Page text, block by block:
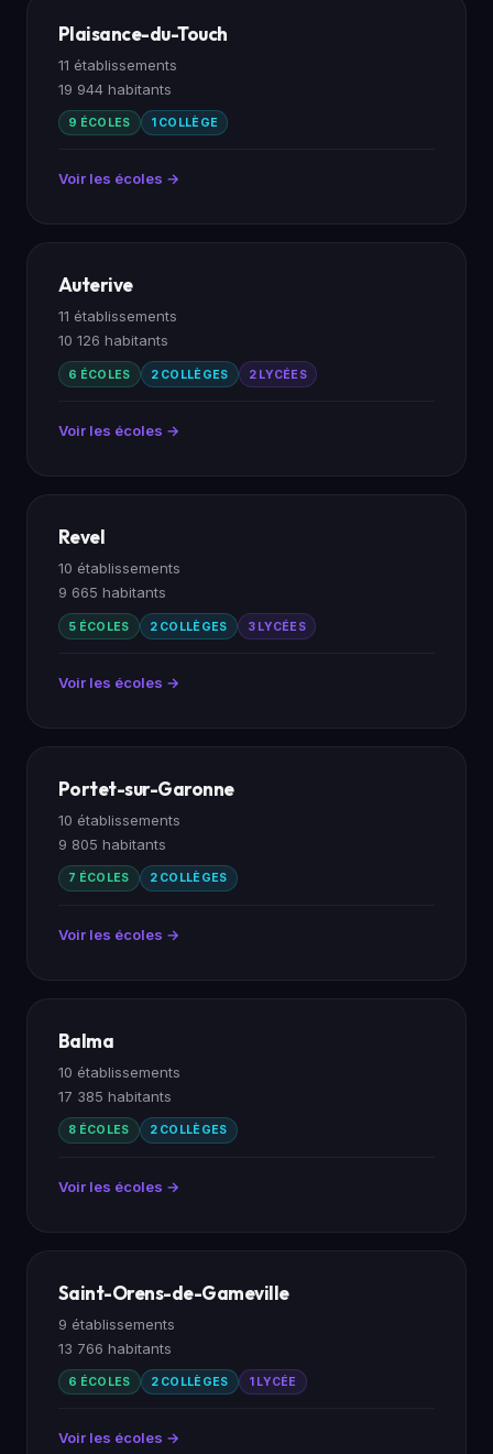
Plaisance-du-Touch
11 établissements
19 944 habitants
9 ÉCOLES 1 COLLÈGE
Voir les écoles →
Auterive
11 établissements
10 126 habitants
6 ÉCOLES 2 COLLÈGES 2 LYCÉES
Voir les écoles →
Revel
10 établissements
9 665 habitants
5 ÉCOLES 2 COLLÈGES 3 LYCÉES
Voir les écoles →
Portet-sur-Garonne
10 établissements
9 805 habitants
7 ÉCOLES 2 COLLÈGES
Voir les écoles →
Balma
10 établissements
17 385 habitants
8 ÉCOLES 2 COLLÈGES
Voir les écoles →
Saint-Orens-de-Gameville
9 établissements
13 766 habitants
6 ÉCOLES 2 COLLÈGES 1 LYCÉE
Voir les écoles →